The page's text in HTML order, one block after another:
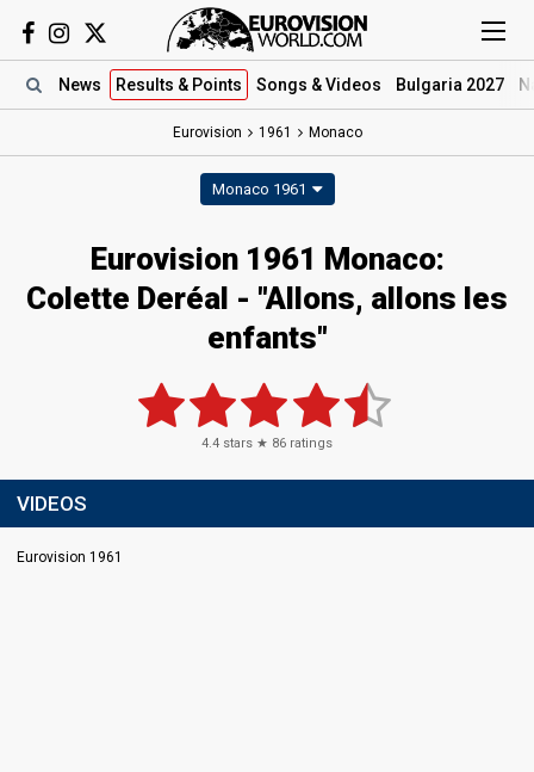
News Results & Points Songs & Videos Bulgaria 2027
Eurovision 1961 Monaco
Monaco 1961
Eurovision 1961 Monaco:
Colette Deréal - "Allons, allons les
enfants"
4.4 stars ★ 86 ratings
VIDEOS
Eurovision 1961